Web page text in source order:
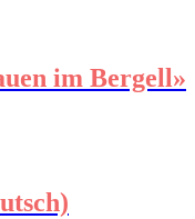
im Bergell»